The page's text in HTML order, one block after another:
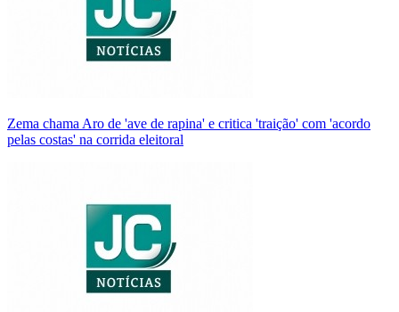
Zema chama Aro de 'ave de rapina' e critica 'traição' com 'acordo
pelas costas' na corrida eleitoral